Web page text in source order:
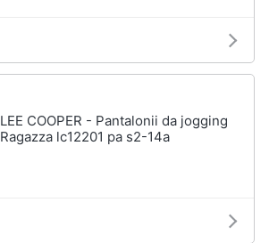
LEE COOPER - Pantalonii da jogging
Ragazza lc12201 pa s2-14a